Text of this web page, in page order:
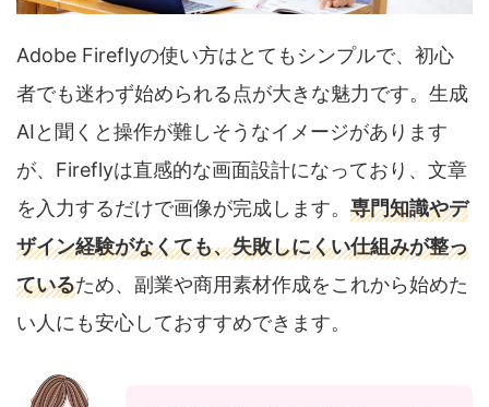
Adobe Fireflyの使い方はとてもシンプルで、初心
者でも迷わず始められる点が大きな魅力です。生成
AIと聞くと操作が難しそうなイメージがあります
が、Fireflyは直感的な画面設計になっており、文章
を入力するだけで画像が完成します。 専門知識やデ
ザイン経験がなくても、失敗しにくい仕組みが整っ
ているため、副業や商用素材作成をこれから始めた
い人にも安心しておすすめできます。